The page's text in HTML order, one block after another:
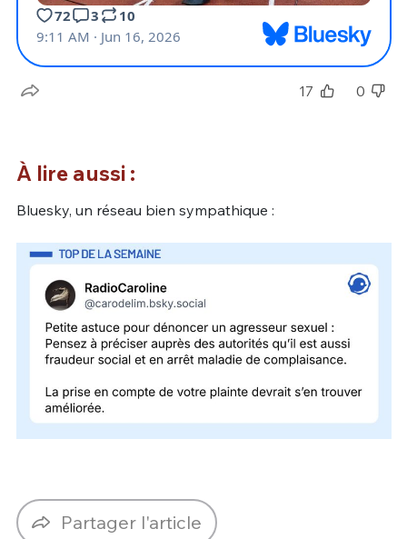
17 0
À lire aussi :
Bluesky, un réseau bien sympathique :
Partager l'article